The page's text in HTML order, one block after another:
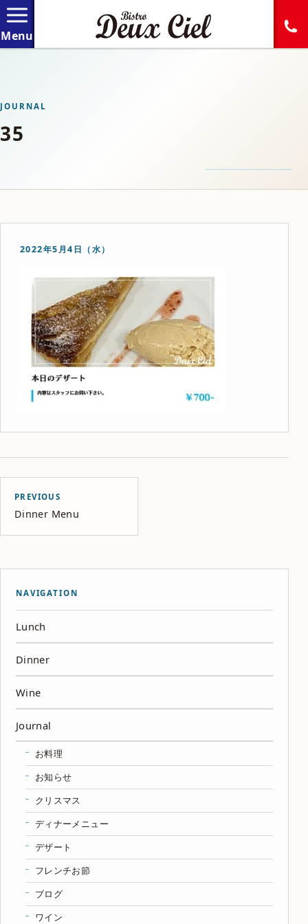
JOURNAL
35
2022年5月4日（水）
PREVIOUS
Dinner Menu
NAVIGATION
Lunch
Dinner
Wine
Journal
お料理
お知らせ
クリスマス
ディナーメニュー
デザート
フレンチお節
ブログ
ワイン